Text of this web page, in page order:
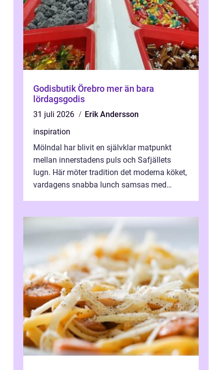
Godisbutik Örebro mer än bara
lördagsgodis
31 juli 2026
Erik Andersson
inspiration
Mölndal har blivit en självklar matpunkt
mellan innerstadens puls och Safjällets
lugn. Här möter tradition det moderna köket,
vardagens snabba lunch samsas med